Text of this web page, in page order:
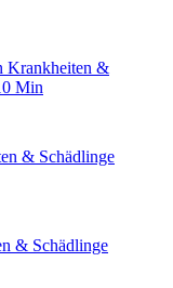
Krankheiten &
Min
& Schädlinge
& Schädlinge